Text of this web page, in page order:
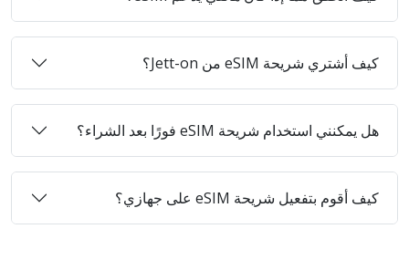
كيف أشتري شريحة eSIM من Jett-on؟
هل يمكنني استخدام شريحة eSIM فورًا بعد الشراء؟
كيف أقوم بتفعيل شريحة eSIM على جهازي؟